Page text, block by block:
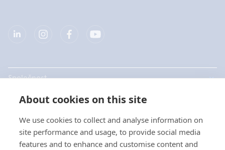
About cookies on this site
We use cookies to collect and analyse information on
site performance and usage, to provide social media
features and to enhance and customise content and
Společnost
Produkty
Rychlé odkazy